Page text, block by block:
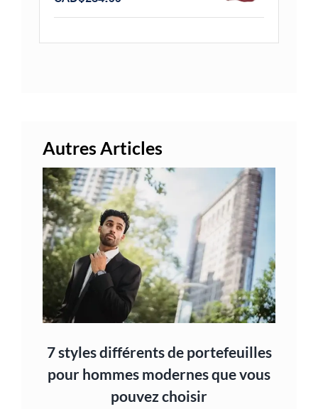
Autres Articles
7 styles différents de portefeuilles
pour hommes modernes que vous
pouvez choisir